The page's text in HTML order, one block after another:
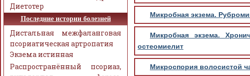
Микробная экзема.
Микробная экзема.
остеомиелит
Микроспория волосистой
Диетотер
Последние истории болезней
Дистальная межфаланговая
псориатическая артропатия
Экзема истинная
Распространённый псориаз,